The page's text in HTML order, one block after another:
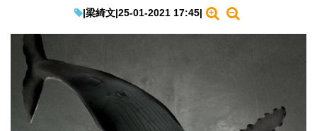
教學評測
EduTech
IT Times
生成式AI與雲端應用
|梁綺文|25-01-2021 17:45|